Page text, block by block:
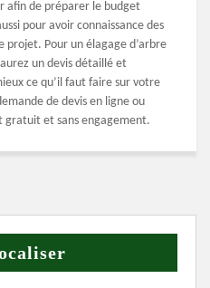
afin de préparer le budget
pour avoir connaissance des
Pour un élagage d’arbre
un devis détaillé et
ce qu’il faut faire sur votre
de devis en ligne ou
gratuit et sans engagement.